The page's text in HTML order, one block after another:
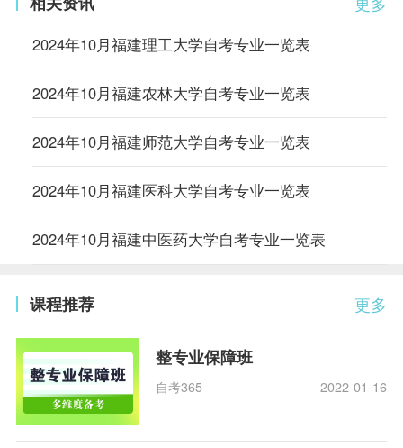
2024年10月福建理工大学自考专业一览表
2024年10月福建农林大学自考专业一览表
2024年10月福建师范大学自考专业一览表
2024年10月福建医科大学自考专业一览表
2024年10月福建中医药大学自考专业一览表
更多
课程推荐
整专业保障班
自考365 2022-01-16